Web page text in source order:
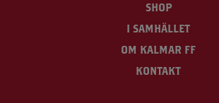
SHOP
I SAMHÄLLET
OM KALMAR FF
KONTAKT